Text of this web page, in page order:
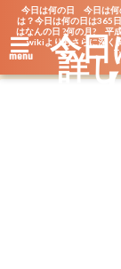
今日は何の日 今日は何
は？今日は何の日は365
はなんの日 ?何の月? 平
wikiよりもさらに深く
menu 今日
詳